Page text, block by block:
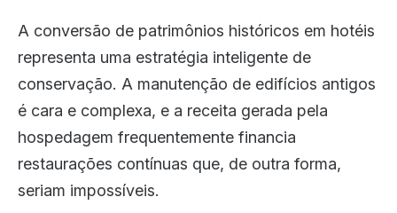
A conversão de patrimônios históricos em hotéis
representa uma estratégia inteligente de
conservação. A manutenção de edifícios antigos
é cara e complexa, e a receita gerada pela
hospedagem frequentemente financia
restaurações contínuas que, de outra forma,
seriam impossíveis.